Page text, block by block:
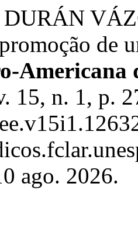
de
Americana
15, n. 1, p.
ago. 2026.